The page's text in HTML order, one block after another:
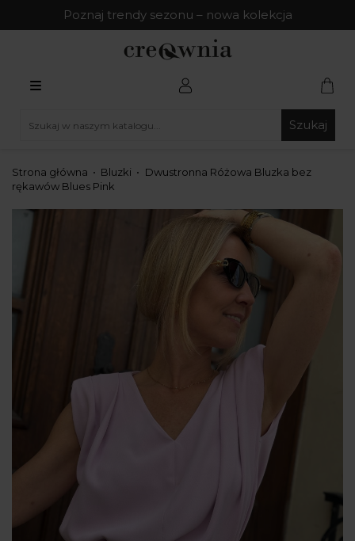
Poznaj trendy sezonu – nowa kolekcja
Szukaj
Strona główna Bluzki
Dwustronna Różowa Bluzka bez
rękawów Blues Pink